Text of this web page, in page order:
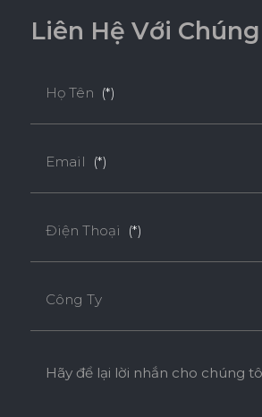
Liên Hệ Với Chúng
Họ Tên (*)
Email (*)
Điện Thoại (*)
Công Ty
Hãy để lại lời nhắn cho chúng